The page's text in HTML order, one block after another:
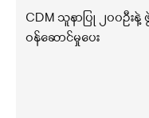
CDM သူနာပြု ၂၀၀ဦး
ဝန်ဆောင်မှုပေး